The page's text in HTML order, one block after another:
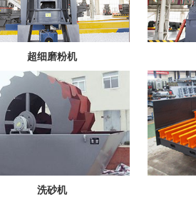
超细磨粉机
洗砂机